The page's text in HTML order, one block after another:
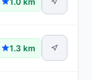
1.3 km